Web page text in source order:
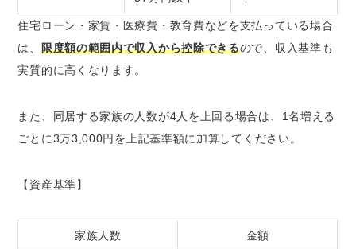
住宅ローン・家賃・医療費・教育費などを支払っている場合
は、 限度額の範囲内で収入から控除できるので、収入基準も
実質的に高くなります。
また、同居する家族の人数が4人を上回る場合は、1名増える
ごとに3万3,000円を上記基準額に加算してください。
【資産基準】
家族人数 金額